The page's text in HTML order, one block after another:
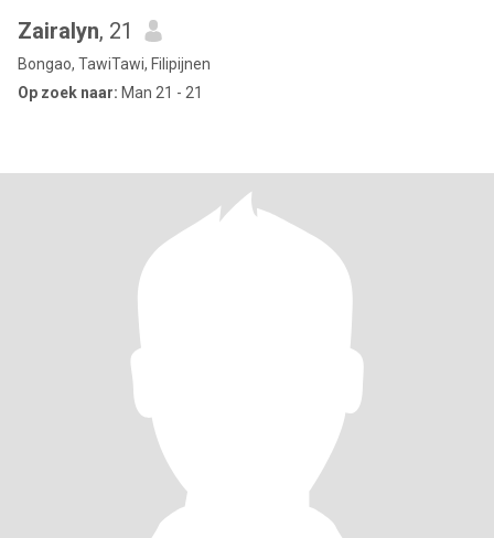
Zairalyn, 21
Bongao, TawiTawi, Filipijnen
Op zoek naar: Man 21 - 21